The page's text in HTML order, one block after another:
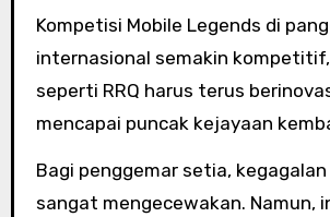
Kompetisi Mobile Legends di
internasional semakin
seperti RRQ harus terus
mencapai puncak kejayaan
Bagi penggemar setia,
sangat mengecewakan. Namun,